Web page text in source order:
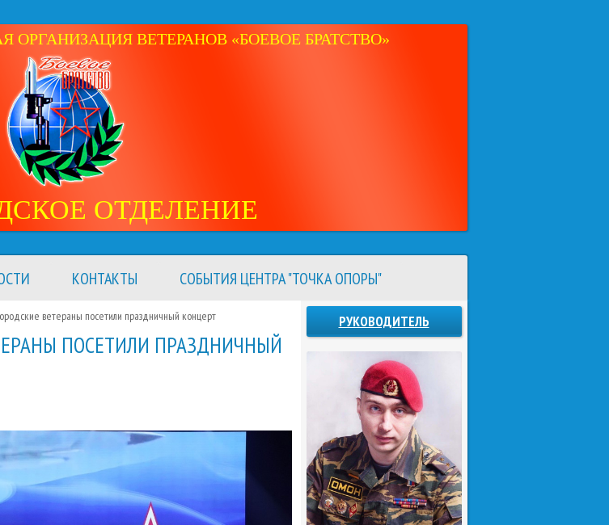
ВЕТЕРАНОВ «БОЕВОЕ БРАТСТВО»
ОТДЕЛЕНИЕ
КОНТАКТЫ СОБЫТИЯ ЦЕНТРА "ТОЧКА ОПОРЫ"
ветераны посетили праздничный концерт
ПОСЕТИЛИ ПРАЗДНИЧНЫЙ
РУКОВОДИТЕЛЬ